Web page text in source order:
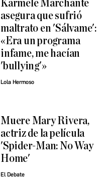
Karmele Marchante
asegura que sufrió
maltrato en 'Sálvame':
«Era un programa
infame, me hacían
'bullying'»
Lola Hermoso
Muere Mary Rivera,
actriz de la película
'Spider-Man: No Way
Home'
El Debate